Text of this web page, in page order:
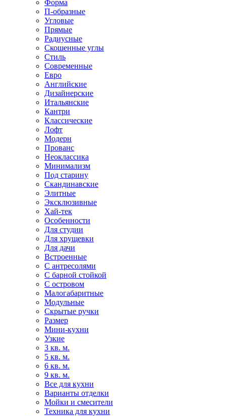
Форма
П-образные
Угловые
Прямые
Радиусные
Скошенные углы
Стиль
Современные
Евро
Английские
Дизайнерские
Итальянские
Кантри
Классические
Лофт
Модерн
Прованс
Неоклассика
Минимализм
Под старину
Скандинавские
Элитные
Эксклюзивные
Хай-тек
Особенности
Для студии
Для хрущевки
Для дачи
Встроенные
С антресолями
С барной стойкой
С островом
Малогабаритные
Модульные
Скрытые ручки
Размер
Мини-кухни
Узкие
3 кв. м.
5 кв. м.
6 кв. м.
9 кв. м.
Все для кухни
Варианты отделки
Мойки и смесители
Техника для кухни